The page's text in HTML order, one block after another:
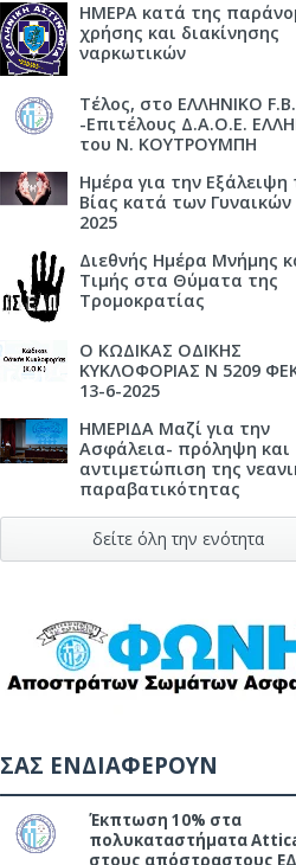
ΗΜΕΡΑ κατά της
χρήσης και διακίνησης
ναρκωτικών
Τέλος, στο ΕΛΛΗΝΙΚΟ
-Επιτέλους Δ.Α.Ο.Ε.
του Ν. ΚΟΥΤΡΟΥΜΠΗ
Ημέρα για την Εξάλειψη
Βίας κατά των Γυναικών
2025
Διεθνής Ημέρα Μνήμης
Τιμής στα Θύματα της
Τρομοκρατίας
Ο ΚΩΔΙΚΑΣ ΟΔΙΚΗΣ
ΚΥΚΛΟΦΟΡΙΑΣ Ν 5209
13-6-2025
ΗΜΕΡΙΔΑ Μαζί για την
Ασφάλεια- πρόληψη και
αντιμετώπιση της
παραβατικότητας
δείτε όλη την ενότητα
ΣΑΣ ΕΝΔΙΑΦΕΡΟΥΝ
Έκπτωση 10% στα
πολυκαταστήματα
στους απόστραστους